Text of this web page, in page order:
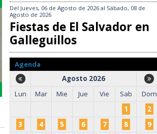
Del Jueves, 06 de Agosto de 2026 al Sábado, 08 de
Agosto de 2026
Fiestas de El Salvador en
Galleguillos
Agenda
Agosto 2026
Lun
Mar Mie Jue Vie Sab
Dom
1
2
3
4 5 6 7 8
9